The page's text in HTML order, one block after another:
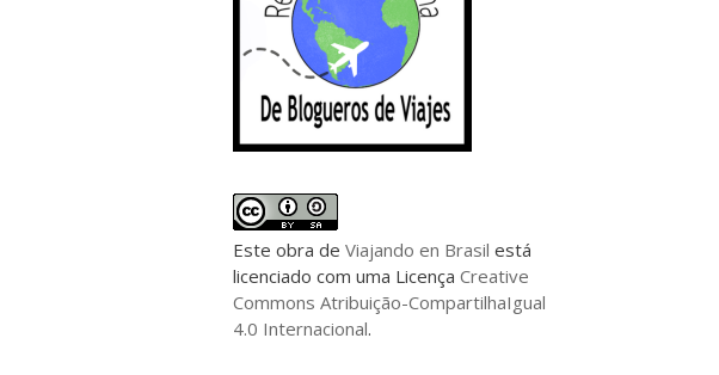
Este obra de Viajando en Brasil está
licenciado com uma Licença Creative
Commons Atribuição-CompartilhaIgual
4.0 Internacional.